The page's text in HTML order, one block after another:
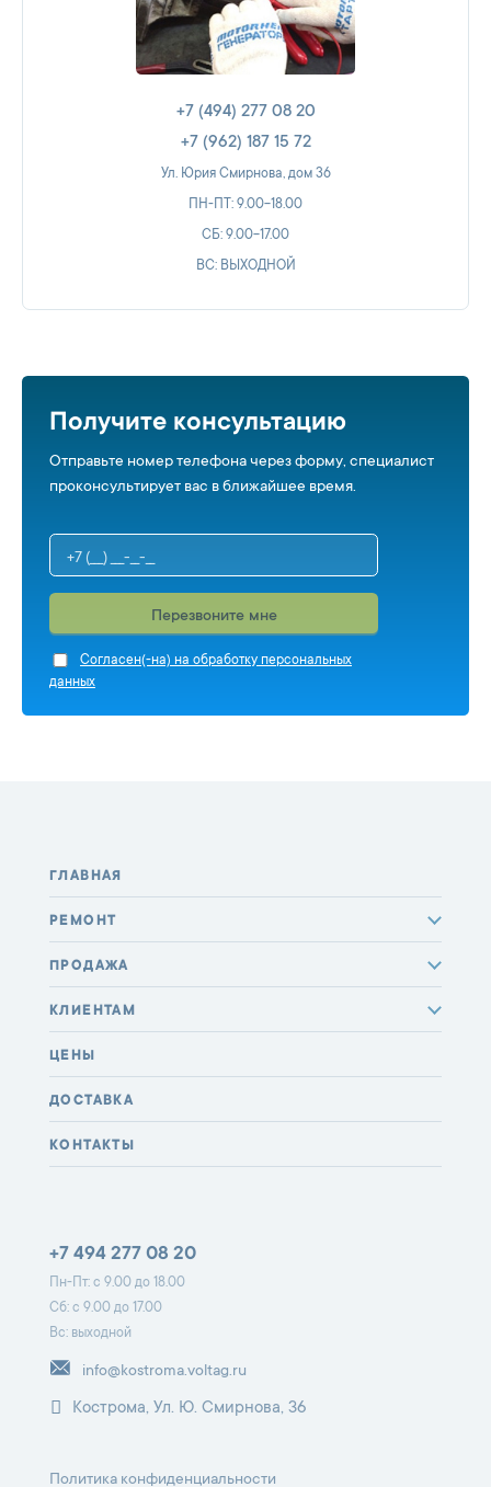
+7 (494) 277 08 20
+7 (962) 187 15 72
Ул. Юрия Смирнова, дом 36
ПН-ПТ: 9.00-18.00
СБ: 9.00-17.00
ВС: ВЫХОДНОЙ
Получите консультацию
Отправьте номер телефона через форму, специалист
проконсультирует вас в ближайшее время.
Перезвоните мне
Cогласен(-на) на обработку персональных
данных
ГЛАВНАЯ
РЕМОНТ
ПРОДАЖА
КЛИЕНТАМ
ЦЕНЫ
ДОСТАВКА
КОНТАКТЫ
+7 494 277 08 20
Пн-Пт: с 9.00 до 18.00
Сб: с 9.00 до 17.00
Вс: выходной
info@kostroma.voltag.ru
Кострома, Ул. Ю. Смирнова, 36
Политика конфиденциальности